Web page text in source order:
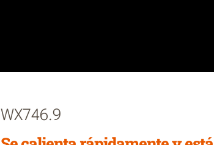
WX746.9